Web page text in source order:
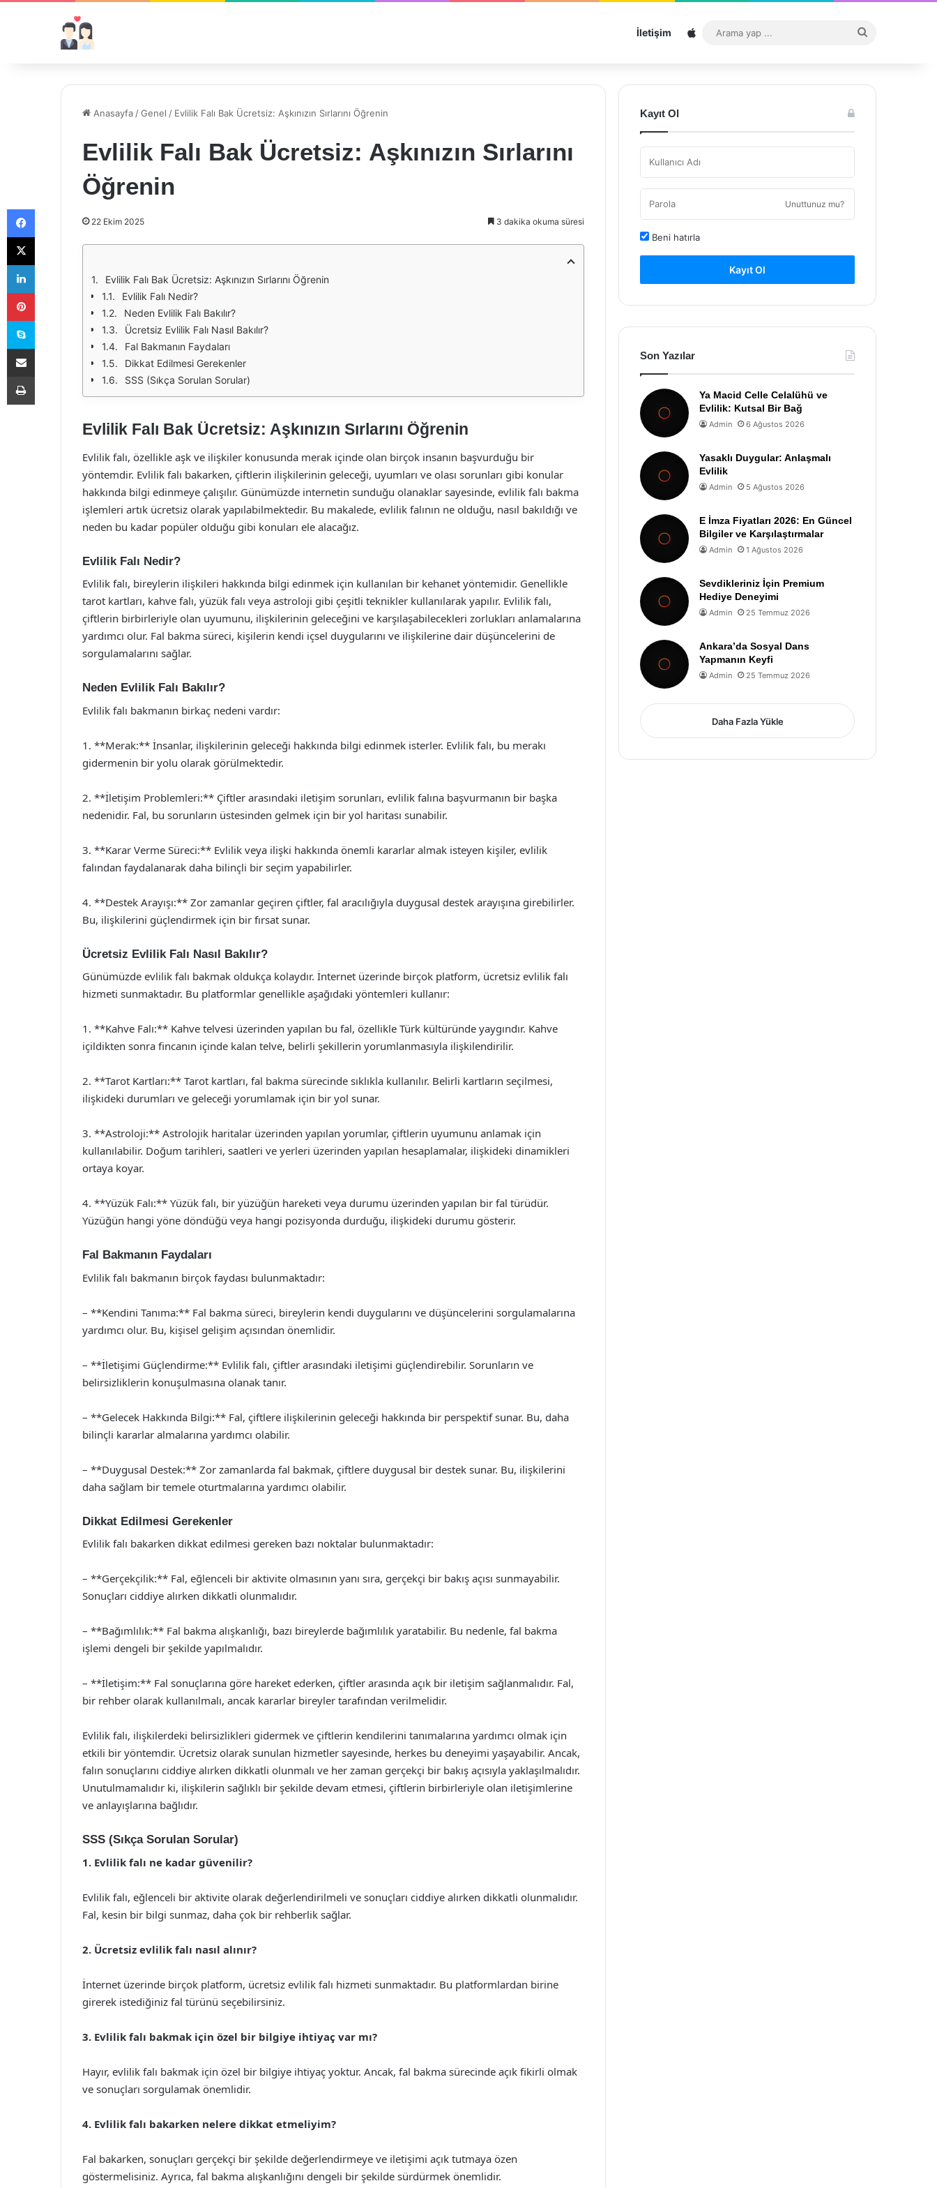
İletişim Sitemap
...
Anasayfa /Genel / Evlilik Falı Bak Ücretsiz: Aşkınızın Sırlarını Öğrenin
Evlilik Falı Bak Ücretsiz: Aşkınızın Sırlarını
Öğrenin
22 Ekim 2025 3 dakika okuma süresi
Evlilik Falı Bak Ücretsiz: Aşkınızın Sırlarını Öğrenin
Evlilik Falı Nedir?
Neden Evlilik Falı Bakılır?
Ücretsiz Evlilik Falı Nasıl Bakılır?
Fal Bakmanın Faydaları
Dikkat Edilmesi Gerekenler
SSS (Sıkça Sorulan Sorular)
Evlilik Falı Bak Ücretsiz: Aşkınızın Sırlarını Öğrenin
Evlilik falı, özellikle aşk ve ilişkiler konusunda merak içinde olan birçok insanın başvurduğu bir
yöntemdir. Evlilik falı bakarken, çiftlerin ilişkilerinin geleceği, uyumları ve olası sorunları gibi konular
hakkında bilgi edinmeye çalışılır. Günümüzde internetin sunduğu olanaklar sayesinde, evlilik falı bakma
işlemleri artık ücretsiz olarak yapılabilmektedir. Bu makalede, evlilik falının ne olduğu, nasıl bakıldığı ve
neden bu kadar popüler olduğu gibi konuları ele alacağız.
Evlilik Falı Nedir?
Evlilik falı, bireylerin ilişkileri hakkında bilgi edinmek için kullanılan bir kehanet yöntemidir. Genellikle
tarot kartları, kahve falı, yüzük falı veya astroloji gibi çeşitli teknikler kullanılarak yapılır. Evlilik falı,
çiftlerin birbirleriyle olan uyumunu, ilişkilerinin geleceğini ve karşılaşabilecekleri zorlukları anlamalarına
yardımcı olur. Fal bakma süreci, kişilerin kendi içsel duygularını ve ilişkilerine dair düşüncelerini de
sorgulamalarını sağlar.
Neden Evlilik Falı Bakılır?
Evlilik falı bakmanın birkaç nedeni vardır:
1. **Merak:** İnsanlar, ilişkilerinin geleceği hakkında bilgi edinmek isterler. Evlilik falı, bu merakı
gidermenin bir yolu olarak görülmektedir.
2. **İletişim Problemleri:** Çiftler arasındaki iletişim sorunları, evlilik falına başvurmanın bir başka
nedenidir. Fal, bu sorunların üstesinden gelmek için bir yol haritası sunabilir.
3. **Karar Verme Süreci:** Evlilik veya ilişki hakkında önemli kararlar almak isteyen kişiler, evlilik
falından faydalanarak daha bilinçli bir seçim yapabilirler.
4. **Destek Arayışı:** Zor zamanlar geçiren çiftler, fal aracılığıyla duygusal destek arayışına girebilirler.
Bu, ilişkilerini güçlendirmek için bir fırsat sunar.
Ücretsiz Evlilik Falı Nasıl Bakılır?
Günümüzde evlilik falı bakmak oldukça kolaydır. İnternet üzerinde birçok platform, ücretsiz evlilik falı
hizmeti sunmaktadır. Bu platformlar genellikle aşağıdaki yöntemleri kullanır:
1. **Kahve Falı:** Kahve telvesi üzerinden yapılan bu fal, özellikle Türk kültüründe yaygındır. Kahve
içildikten sonra fincanın içinde kalan telve, belirli şekillerin yorumlanmasıyla ilişkilendirilir.
2. **Tarot Kartları:** Tarot kartları, fal bakma sürecinde sıklıkla kullanılır. Belirli kartların seçilmesi,
ilişkideki durumları ve geleceği yorumlamak için bir yol sunar.
3. **Astroloji:** Astrolojik haritalar üzerinden yapılan yorumlar, çiftlerin uyumunu anlamak için
kullanılabilir. Doğum tarihleri, saatleri ve yerleri üzerinden yapılan hesaplamalar, ilişkideki dinamikleri
ortaya koyar.
4. **Yüzük Falı:** Yüzük falı, bir yüzüğün hareketi veya durumu üzerinden yapılan bir fal türüdür.
Yüzüğün hangi yöne döndüğü veya hangi pozisyonda durduğu, ilişkideki durumu gösterir.
Fal Bakmanın Faydaları
Evlilik falı bakmanın birçok faydası bulunmaktadır:
– **Kendini Tanıma:** Fal bakma süreci, bireylerin kendi duygularını ve düşüncelerini sorgulamalarına
yardımcı olur. Bu, kişisel gelişim açısından önemlidir.
– **İletişimi Güçlendirme:** Evlilik falı, çiftler arasındaki iletişimi güçlendirebilir. Sorunların ve
belirsizliklerin konuşulmasına olanak tanır.
– **Gelecek Hakkında Bilgi:** Fal, çiftlere ilişkilerinin geleceği hakkında bir perspektif sunar. Bu, daha
bilinçli kararlar almalarına yardımcı olabilir.
– **Duygusal Destek:** Zor zamanlarda fal bakmak, çiftlere duygusal bir destek sunar. Bu, ilişkilerini
daha sağlam bir temele oturtmalarına yardımcı olabilir.
Dikkat Edilmesi Gerekenler
Evlilik falı bakarken dikkat edilmesi gereken bazı noktalar bulunmaktadır:
– **Gerçekçilik:** Fal, eğlenceli bir aktivite olmasının yanı sıra, gerçekçi bir bakış açısı sunmayabilir.
Sonuçları ciddiye alırken dikkatli olunmalıdır.
– **Bağımlılık:** Fal bakma alışkanlığı, bazı bireylerde bağımlılık yaratabilir. Bu nedenle, fal bakma
işlemi dengeli bir şekilde yapılmalıdır.
– **İletişim:** Fal sonuçlarına göre hareket ederken, çiftler arasında açık bir iletişim sağlanmalıdır. Fal,
bir rehber olarak kullanılmalı, ancak kararlar bireyler tarafından verilmelidir.
Evlilik falı, ilişkilerdeki belirsizlikleri gidermek ve çiftlerin kendilerini tanımalarına yardımcı olmak için
etkili bir yöntemdir. Ücretsiz olarak sunulan hizmetler sayesinde, herkes bu deneyimi yaşayabilir. Ancak,
falın sonuçlarını ciddiye alırken dikkatli olunmalı ve her zaman gerçekçi bir bakış açısıyla yaklaşılmalıdır.
Unutulmamalıdır ki, ilişkilerin sağlıklı bir şekilde devam etmesi, çiftlerin birbirleriyle olan iletişimlerine
ve anlayışlarına bağlıdır.
SSS (Sıkça Sorulan Sorular)
1. Evlilik falı ne kadar güvenilir?
Evlilik falı, eğlenceli bir aktivite olarak değerlendirilmeli ve sonuçları ciddiye alırken dikkatli olunmalıdır.
Fal, kesin bir bilgi sunmaz, daha çok bir rehberlik sağlar.
2. Ücretsiz evlilik falı nasıl alınır?
İnternet üzerinde birçok platform, ücretsiz evlilik falı hizmeti sunmaktadır. Bu platformlardan birine
girerek istediğiniz fal türünü seçebilirsiniz.
3. Evlilik falı bakmak için özel bir bilgiye ihtiyaç var mı?
Hayır, evlilik falı bakmak için özel bir bilgiye ihtiyaç yoktur. Ancak, fal bakma sürecinde açık fikirli olmak
ve sonuçları sorgulamak önemlidir.
4. Evlilik falı bakarken nelere dikkat etmeliyim?
Fal bakarken, sonuçları gerçekçi bir şekilde değerlendirmeye ve iletişimi açık tutmaya özen
göstermelisiniz. Ayrıca, fal bakma alışkanlığını dengeli bir şekilde sürdürmek önemlidir.
Kayıt Ol
Unuttunuz mu?
Beni hatırla
Kayıt Ol
Son Yazılar
Ya Macid Celle Celalühü ve
Evlilik: Kutsal Bir Bağ
Admin 6 Ağustos 2026
Yasaklı Duygular: Anlaşmalı
Evlilik
Admin 5 Ağustos 2026
E İmza Fiyatları 2026: En Güncel
Bilgiler ve Karşılaştırmalar
Admin 1 Ağustos 2026
Sevdikleriniz İçin Premium
Hediye Deneyimi
Admin 25 Temmuz 2026
Ankara’da Sosyal Dans
Yapmanın Keyfi
Admin 25 Temmuz 2026
Daha Fazla Yükle
Facebook
X
LinkedIn
Pinterest
Skype
E-Posta ile paylaş